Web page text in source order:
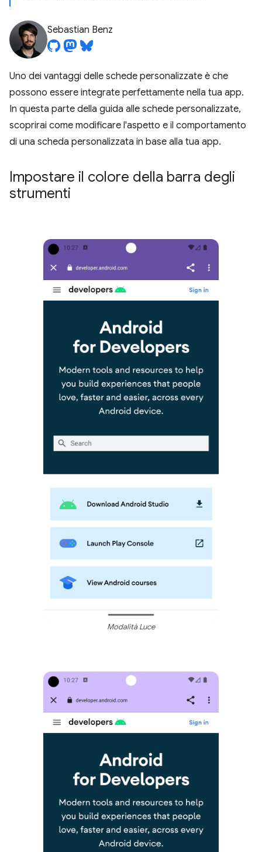
Sebastian Benz
Uno dei vantaggi delle schede personalizzate è che
possono essere integrate perfettamente nella tua app.
In questa parte della guida alle schede personalizzate,
scoprirai come modificare l'aspetto e il comportamento
di una scheda personalizzata in base alla tua app.
Impostare il colore della barra degli
strumenti
Modalità Luce